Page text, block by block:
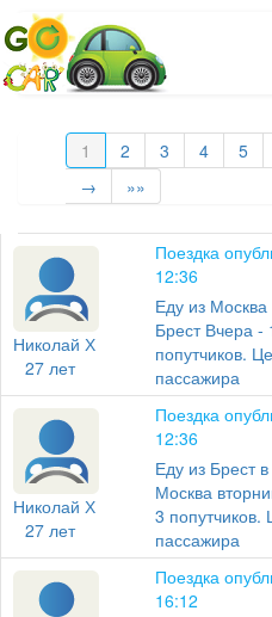
1 2 3 4 5
→
»»
Николай Х
27 лет
Поездка
12:36
Еду из
Брест Вчера -
попутчиков.
пассажира
Николай Х
27 лет
Поездка
12:36
Еду из Брест
Москва
3 попутчиков.
пассажира
Поездка
16:12